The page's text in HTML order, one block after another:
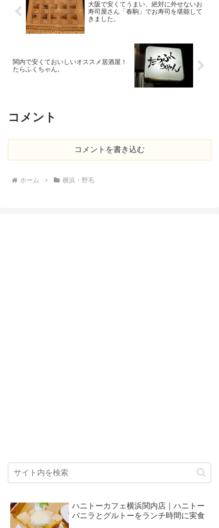
大阪で安くてうまい、絶対に外せないお
寿司屋さん「春駒」でお寿司を堪能して
きました。
関内で安くておいしいオススメ居酒屋！
たらふくちゃん。
コメント
コメントを書き込む
ホーム 横浜・野毛
ハニトーカフェ横浜関内店｜ハニトー
バニラとグルトーをランチ時間に実食